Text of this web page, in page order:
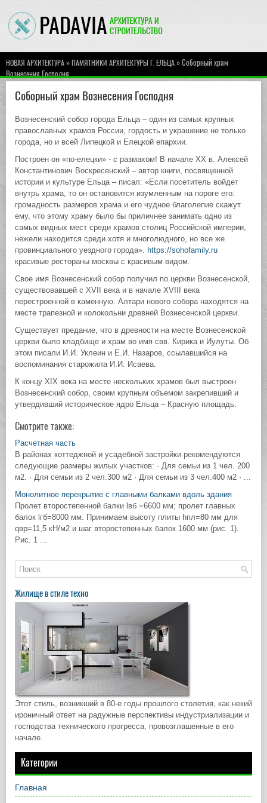
НОВАЯ АРХИТЕКТУРА»ПАМЯТНИКИ АРХИТЕКТУРЫ Г. ЕЛЬЦА» Соборный храм
Вознесения Господня
Соборный храм Вознесения Господня
Вознесенский собор города Ельца – один из самых крупных
православных храмов России, гордость и украшение не только
города, но и всей Липецкой и Елецкой епархии.
Построен он «по-елецки» - с размахом! В начале XX в. Алексей
Константинович Воскресенский – автор книги, посвященной
истории и культуре Ельца – писал: «Если посетитель войдет
внутрь храма, то он остановится изумленным на пороге его:
громадность размеров храма и его чудное благолепие скажут
ему, что этому храму было бы приличнее занимать одно из
самых видных мест среди храмов столиц Российской империи,
нежели находится среди хотя и многолюдного, но все же
провинциального уездного города». https://sohofamily.ru
красивые рестораны москвы с красивым видом.
Свое имя Вознесенский собор получил по церкви Вознесенской,
существовавшей с XVII века и в начале XVIII века
перестроенной в каменную. Алтари нового собора находятся на
месте трапезной и колокольни древней Вознесенской церкви.
Существует предание, что в древности на месте Вознесенской
церкви было кладбище и храм во имя свв. Кирика и Иулуты. Об
этом писали И.И. Уклеин и Е.И. Назаров, ссылавшийся на
воспоминания старожила И.И. Исаева.
К концу XIX века на месте нескольких храмов был выстроен
Вознесенский собор, своим крупным объемом закрепивший и
утвердивший историческое ядро Ельца – Красную площадь.
Смотрите также:
Расчетная часть
В районах коттеджной и усадебной застройки рекомендуются
следующие размеры жилых участков: · Для семьи из 1 чел. 200
м2. · Для семьи из 2 чел.300 м2 · Для семьи из 3 чел.400 м2 · ...
Монолитное перекрытие с главными балками вдоль здания
Пролет второстепенной балки lвб =6600 мм; пролет главных
балок lгб=8000 мм. Принимаем высоту плиты hпл=80 мм для
qвр=11,5 кН/м2 и шаг второстепенных балок 1600 мм (рис. 1).
Рис. 1 ...
Жилище в стиле техно
Этот стиль, возникший в 80-е годы прошлого столетия, как некий
ироничный ответ на радужные перспективы индустриализации и
господства технического прогресса, провозглашенные в его
начале.
Категории
Главная